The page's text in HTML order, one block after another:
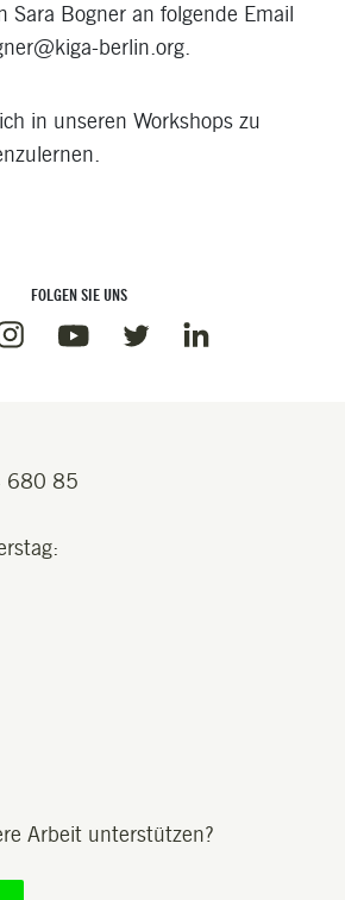
Sara Bogner an folgende Email
berlin.org.
in unseren Workshops zu
FOLGEN SIE UNS
InstagramYoutubeTwitterLinkedin
680 85
Arbeit unterstützen?